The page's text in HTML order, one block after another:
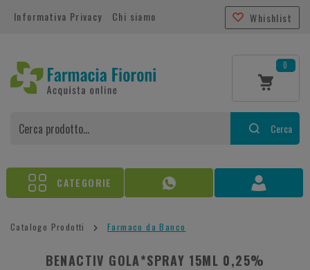
Informativa Privacy Chi siamo Whishlist
0
Cerca
CATEGORIE
Catalogo Prodotti Farmaco da Banco
BENACTIV GOLA*SPRAY 15ML 0,25%